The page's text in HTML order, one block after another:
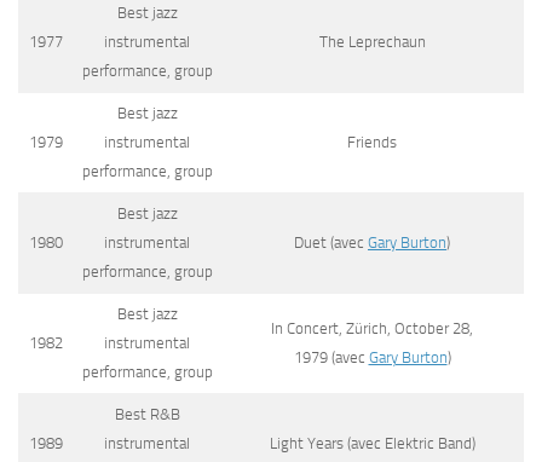
1977
Best jazz
instrumental
performance, group
The Leprechaun
1979
Best jazz
instrumental
performance, group
Friends
1980
Best jazz
instrumental
performance, group
Duet (avec Gary Burton)
1982
Best jazz
instrumental
performance, group
In Concert, Zürich, October 28,
1979(avec Gary Burton)
1989
Best R&B
instrumental
Light Years(avec Elektric Band)